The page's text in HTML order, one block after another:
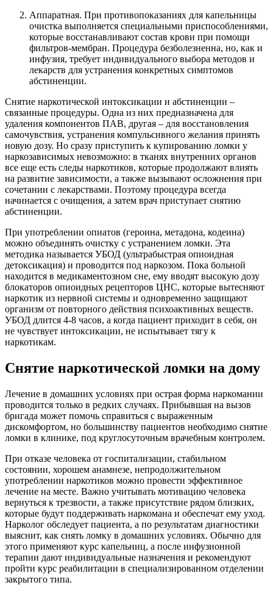
Аппаратная. При противопоказаниях для капельницы
очистка выполняется специальными приспособлениями,
которые восстанавливают состав крови при помощи
фильтров-мембран. Процедура безболезненна, но, как и
инфузия, требует индивидуального выбора методов и
лекарств для устранения конкретных симптомов
абстиненции.
Снятие наркотической интоксикации и абстиненции –
связанные процедуры. Одна из них предназначена для
удаления компонентов ПАВ, другая – для восстановления
самочувствия, устранения компульсивного желания принять
новую дозу. Но сразу приступить к купированию ломки у
наркозависимых невозможно: в тканях внутренних органов
все еще есть следы наркотиков, которые продолжают влиять
на развитие зависимости, а также вызывают осложнения при
сочетании с лекарствами. Поэтому процедура всегда
начинается с очищения, а затем врач приступает снятию
абстиненции.
При употреблении опиатов (героина, метадона, кодеина)
можно объединять очистку с устранением ломки. Эта
методика называется УБОД (ультрабыстрая опиоидная
детоксикация) и проводится под наркозом. Пока больной
находится в медикаментозном сне, ему вводят высокую дозу
блокаторов опиоидных рецепторов ЦНС, которые вытесняют
наркотик из нервной системы и одновременно защищают
организм от повторного действия психоактивных веществ.
УБОД длится 4-8 часов, а когда пациент приходит в себя, он
не чувствует интоксикации, не испытывает тягу к
наркотикам.
Снятие наркотической ломки на дому
Лечение в домашних условиях при острая форма наркомании
проводится только в редких случаях. Прибывшая на вызов
бригада может помочь справиться с выраженным
дискомфортом, но большинству пациентов необходимо снятие
ломки в клинике, под круглосуточным врачебным контролем.
При отказе человека от госпитализации, стабильном
состоянии, хорошем анамнезе, непродолжительном
употреблении наркотиков можно провести эффективное
лечение на месте. Важно учитывать мотивацию человека
вернуться к трезвости, а также присутствие рядом близких,
которые будут поддерживать наркомана и обеспечат ему уход.
Нарколог обследует пациента, а по результатам диагностики
выяснит, как снять ломку в домашних условиях. Обычно для
этого применяют курс капельниц, а после инфузионной
терапии дают индивидуальные назначения и рекомендуют
пройти курс реабилитации в специализированном отделении
закрытого типа.